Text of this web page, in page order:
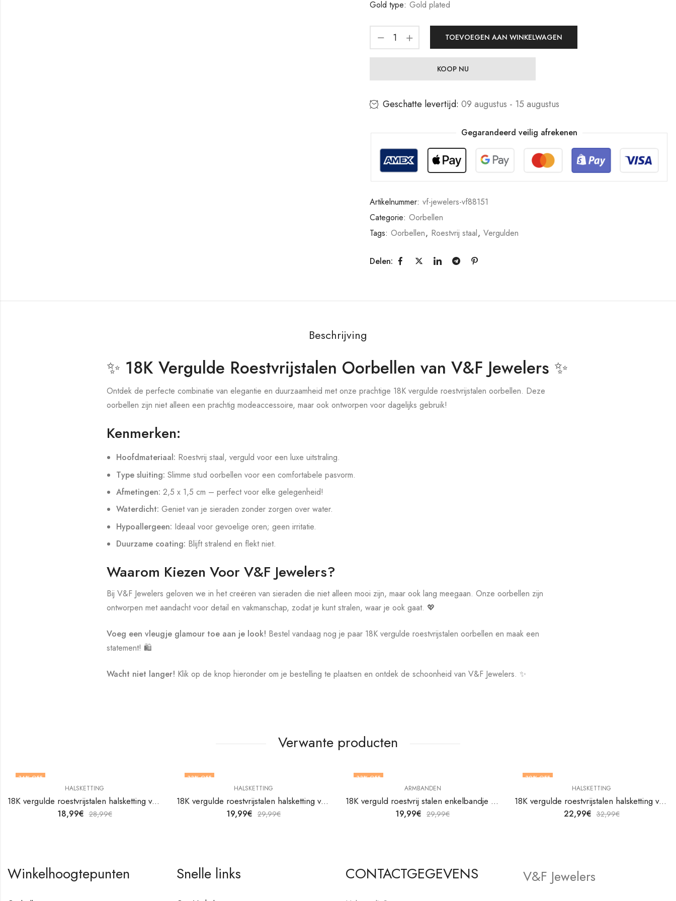
Gold type: Gold plated
TOEVOEGEN AAN WINKELWAGEN
KOOP NU
Geschatte levertijd: 09 augustus - 15 augustus
Gegarandeerd veilig afrekenen
Artikelnummer: vf-jewelers-vf88151
Categorie: Oorbellen
Tags: Oorbellen, Roestvrij staal, Vergulden
Delen:
Beschrijving
✨ 18K Vergulde Roestvrijstalen Oorbellen van V&F Jewelers ✨
Ontdek de perfecte combinatie van elegantie en duurzaamheid met onze prachtige 18K vergulde roestvrijstalen oorbellen. Deze
oorbellen zijn niet alleen een prachtig modeaccessoire, maar ook ontworpen voor dagelijks gebruik!
Kenmerken:
Hoofdmateriaal: Roestvrij staal, verguld voor een luxe uitstraling.
Type sluiting: Slimme stud oorbellen voor een comfortabele pasvorm.
Afmetingen: 2,5 x 1,5 cm – perfect voor elke gelegenheid!
Waterdicht: Geniet van je sieraden zonder zorgen over water.
Hypoallergeen: Ideaal voor gevoelige oren; geen irritatie.
Duurzame coating: Blijft stralend en flekt niet.
Waarom Kiezen Voor V&F Jewelers?
Bij V&F Jewelers geloven we in het creëren van sieraden die niet alleen mooi zijn, maar ook lang meegaan. Onze oorbellen zijn
ontworpen met aandacht voor detail en vakmanschap, zodat je kunt stralen, waar je ook gaat. 💖
Voeg een vleugje glamour toe aan je look! Bestel vandaag nog je paar 18K vergulde roestvrijstalen oorbellen en maak een
statement! 🛍️
Wacht niet langer! Klik op de knop hieronder om je bestelling te plaatsen en ontdek de schoonheid van V&F Jewelers. ✨
Verwante producten
34% OFF
HALSKETTING
18K vergulde roestvrijstalen halsketting van V&F Juweliers
18,99€ 28,99€
33% OFF
HALSKETTING
18K vergulde roestvrijstalen halsketting van V&F Juweliers
19,99€ 29,99€
33% OFF
ARMBANDEN
18K verguld roestvrij stalen enkelbandje van V&F Juweliers
19,99€ 29,99€
30% OFF
HALSKETTING
18K vergulde roestvrijstalen halsketting van V&F Juweliers
22,99€ 32,99€
Winkelhoogtepunten Snelle links CONTACTGEGEVENS V&F Jewelers